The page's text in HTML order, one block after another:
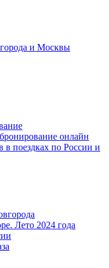
и Москвы
онлайн
в поездках по России и
Лето 2024 года